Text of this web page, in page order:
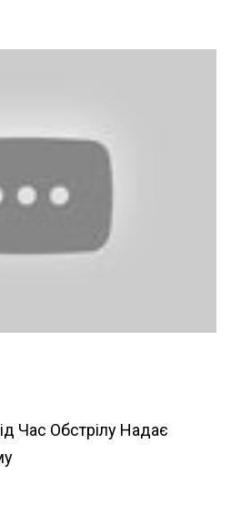
Час Обстрілу Надає